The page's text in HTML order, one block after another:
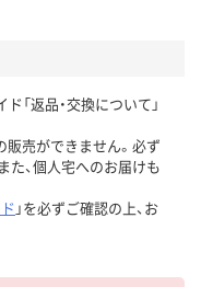
「返品・交換について」
売ができません。必ず
た、個人宅へのお届けも
」を必ずご確認の上、お